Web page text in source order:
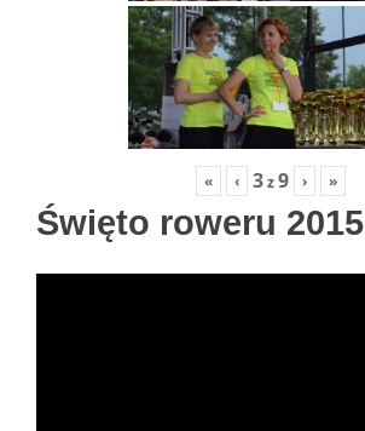
« ‹ 3z9 › »
Święto roweru 2015